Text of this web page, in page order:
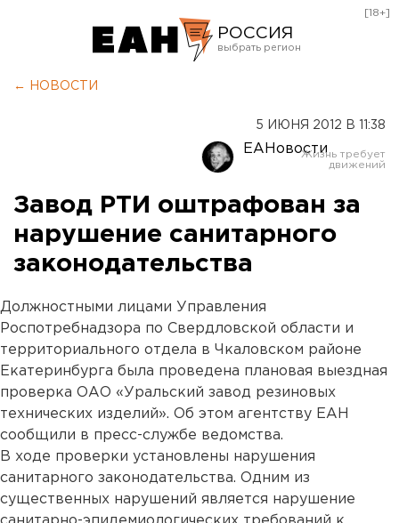
РОССИЯ
Оренбург
[18+]
← НОВОСТИ
5 ИЮНЯ 2012 В 11:38
ЕАНовости
Завод РТИ оштрафован за
нарушение санитарного
законодательства
Должностными лицами Управления
Роспотребнадзора по Свердловской области и
территориального отдела в Чкаловском районе
Екатеринбурга была проведена плановая выездная
проверка ОАО «Уральский завод резиновых
технических изделий». Об этом агентству ЕАН
сообщили в пресс-службе ведомства.
В ходе проверки установлены нарушения
санитарного законодательства. Одним из
существенных нарушений является нарушение